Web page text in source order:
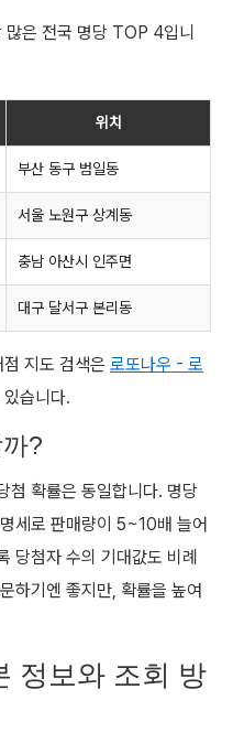
은 전국 명당 TOP 4입니
위치
부산 동구 범일동
서울 노원구 상계동
충남 아산시 인주면
대구 달서구 본리동
지도 검색은 로또나우 - 로
습니다.
?
첨 확률은 동일합니다. 명당
세로 판매량이 5~10배 늘어
당첨자 수의 기대값도 비례
하기엔 좋지만, 확률을 높여
정보와 조회 방